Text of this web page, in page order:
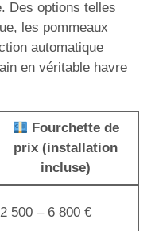
Des options telles
les pommeaux
automatique
en véritable havre
Fourchette de
prix (installation
incluse)
2 500 – 6 800 €